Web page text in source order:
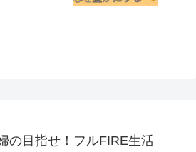
の目指せ！フルFIRE生活